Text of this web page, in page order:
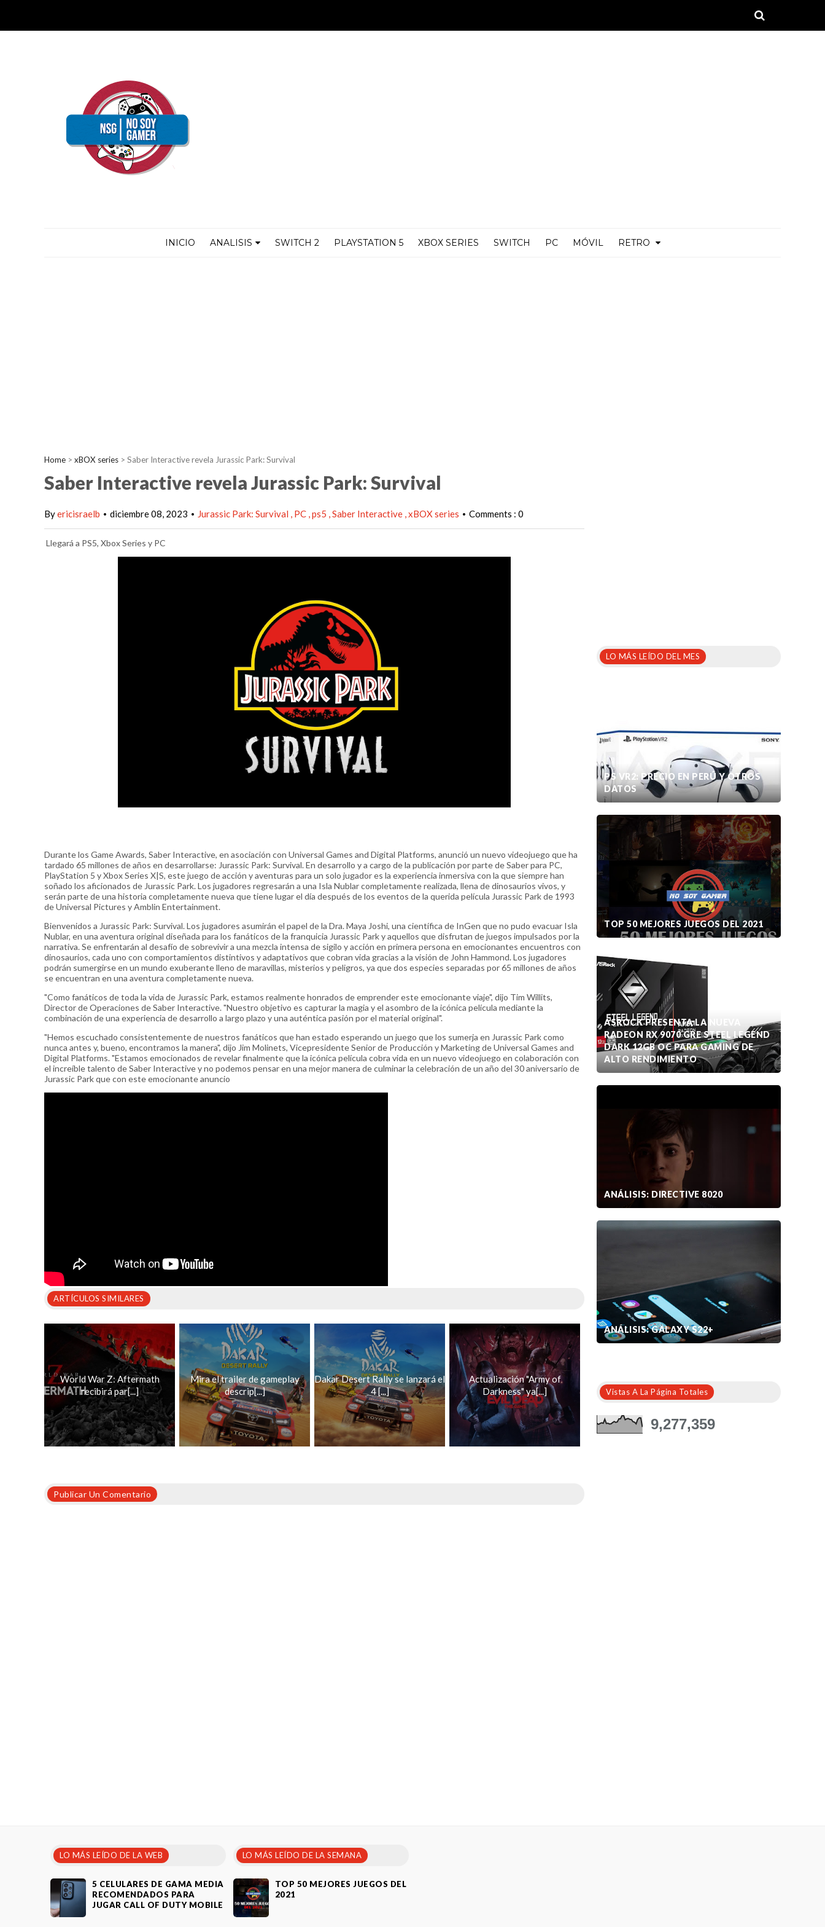
INICIO ANALISIS SWITCH 2 PLAYSTATION 5 XBOX SERIES SWITCH PC MÓVIL RETRO
Home > xBOX series > Saber Interactive revela Jurassic Park: Survival
Saber Interactive revela Jurassic Park: Survival
Byericisraelb • diciembre 08, 2023 • Jurassic Park: Survival PC ps5 Saber Interactive xBOX series • Comments : 0
Llegará a PS5, Xbox Series y PC
Durante los Game Awards, Saber Interactive, en asociación con Universal Games and Digital Platforms, anunció un nuevo videojuego que ha
tardado 65 millones de años en desarrollarse: Jurassic Park: Survival. En desarrollo y a cargo de la publicación por parte de Saber para PC,
PlayStation 5 y Xbox Series X|S, este juego de acción y aventuras para un solo jugador es la experiencia inmersiva con la que siempre han
soñado los aficionados de Jurassic Park. Los jugadores regresarán a una Isla Nublar completamente realizada, llena de dinosaurios vivos, y
serán parte de una historia completamente nueva que tiene lugar el día después de los eventos de la querida película Jurassic Park de 1993
de Universal Pictures y Amblin Entertainment.
Bienvenidos a Jurassic Park: Survival. Los jugadores asumirán el papel de la Dra. Maya Joshi, una científica de InGen que no pudo evacuar Isla
Nublar, en una aventura original diseñada para los fanáticos de la franquicia Jurassic Park y aquellos que disfrutan de juegos impulsados por la
narrativa. Se enfrentarán al desafío de sobrevivir a una mezcla intensa de sigilo y acción en primera persona en emocionantes encuentros con
dinosaurios, cada uno con comportamientos distintivos y adaptativos que cobran vida gracias a la visión de John Hammond. Los jugadores
podrán sumergirse en un mundo exuberante lleno de maravillas, misterios y peligros, ya que dos especies separadas por 65 millones de años
se encuentran en una aventura completamente nueva.
"Como fanáticos de toda la vida de Jurassic Park, estamos realmente honrados de emprender este emocionante viaje", dijo Tim Willits,
Director de Operaciones de Saber Interactive. "Nuestro objetivo es capturar la magia y el asombro de la icónica película mediante la
combinación de una experiencia de desarrollo a largo plazo y una auténtica pasión por el material original".
"Hemos escuchado consistentemente de nuestros fanáticos que han estado esperando un juego que los sumerja en Jurassic Park como
nunca antes y, bueno, encontramos la manera", dijo Jim Molinets, Vicepresidente Senior de Producción y Marketing de Universal Games and
Digital Platforms. "Estamos emocionados de revelar finalmente que la icónica película cobra vida en un nuevo videojuego en colaboración con
el increíble talento de Saber Interactive y no podemos pensar en una mejor manera de culminar la celebración de un año del 30 aniversario de
Jurassic Park que con este emocionante anuncio
ARTÍCULOS SIMILARES
World War Z: Aftermath
recibirá par[...]
Mira el trailer de gameplay
descrip[...]
Dakar Desert Rally se lanzará el
4 [...]
Actualización "Army of
Darkness" ya[...]
Publicar Un Comentario
LO MÁS LEÍDO DEL MES
PS VR2: PRECIO EN PERÚ Y OTROS
DATOS
TOP 50 MEJORES JUEGOS DEL 2021
ASROCK PRESENTA LA NUEVA
RADEON RX 9070 GRE STEEL LEGEND
DARK 12GB OC PARA GAMING DE
ALTO RENDIMIENTO
ANÁLISIS: DIRECTIVE 8020
ANÁLISIS: GALAXY S22+
Vistas A La Página Totales
9,277,359
LO MÁS LEÍDO DE LA WEB
5 CELULARES DE GAMA MEDIA
RECOMENDADOS PARA
JUGAR CALL OF DUTY MOBILE
LO MÁS LEÍDO DE LA SEMANA
TOP 50 MEJORES JUEGOS DEL
2021